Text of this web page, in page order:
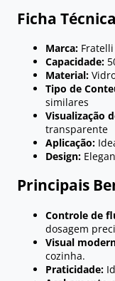
Ficha Técnica
Marca: Fratelli
Capacidade:
Material:
Tipo de
similares
Visualização
transparente
Aplicação:
Design:
Principais
Controle de
dosagem
Visual
cozinha.
Praticidade: